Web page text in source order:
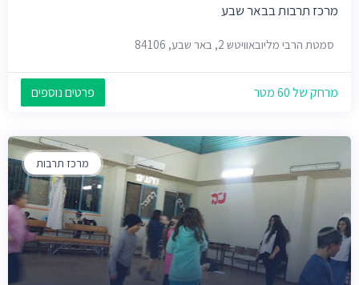
מרכז תרבות בבאר שבע
סמטת הרבי מליובאוויטש 2, באר שבע, 84106
מרחק של 60 מטר פרטים נוספים
מרכז תרבות